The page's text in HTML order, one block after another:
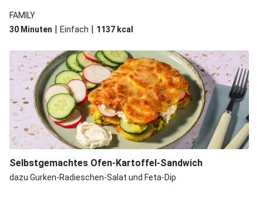
FAMILY
30 Minuten | Einfach | 1137 kcal
Selbstgemachtes Ofen-Kartoffel-Sandwich
dazu Gurken-Radieschen-Salat und Feta-Dip